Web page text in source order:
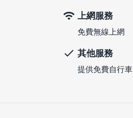
上網服務
免費無線上網
其他服務
提供免費自行車